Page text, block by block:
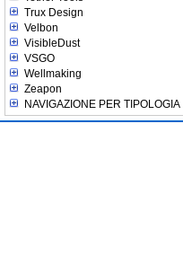
Trux Design
Velbon
VisibleDust
VSGO
Wellmaking
Zeapon
NAVIGAZIONE PER TIPOLOGIA